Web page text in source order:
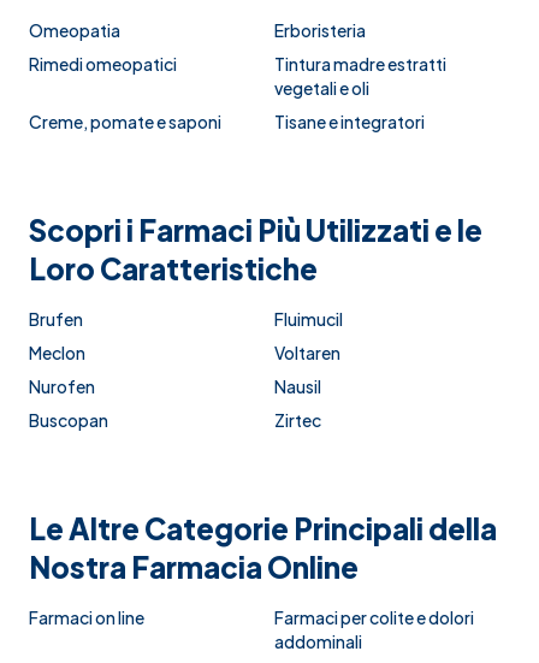
Omeopatia
Erboristeria
Rimedi omeopatici
Tintura madre estratti
vegetali e oli
Creme, pomate e saponi
Tisane e integratori
Scopri i Farmaci Più Utilizzati e le
Loro Caratteristiche
Brufen
Fluimucil
Meclon
Voltaren
Nurofen
Nausil
Buscopan
Zirtec
Le Altre Categorie Principali della
Nostra Farmacia Online
Farmaci on line
Farmaci per colite e dolori
addominali